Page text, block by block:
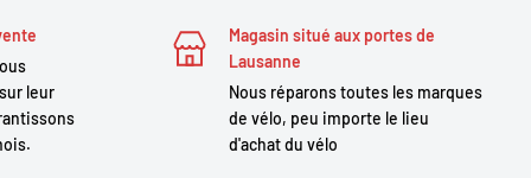
leur
Magasin situé aux portes de
Lausanne
Nous réparons toutes les marques
de vélo, peu importe le lieu
d'achat du vélo